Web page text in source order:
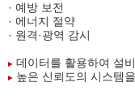
· 예방 보전
· 에너지 절약
· 원격·광역 감시
데이터를 활용하여 설
높은 신뢰도의 시스템